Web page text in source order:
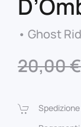
• Ghost
20,00€